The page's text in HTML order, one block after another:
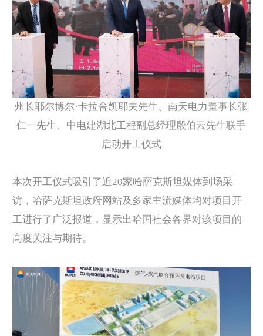
州长耶尔博尔·卡拉舍凯耶夫先生、南天电力董事长张
仁一先生、中电建湖北工程副总经理殷伯云先生联手
启动开工仪式
本次开工仪式吸引了近20家哈萨克斯坦媒体到场采
访，哈萨克斯坦政府网站及多家主流媒体均对项目开
工进行了广泛报道，显示出哈国社会各界对该项目的
高度关注与期待。